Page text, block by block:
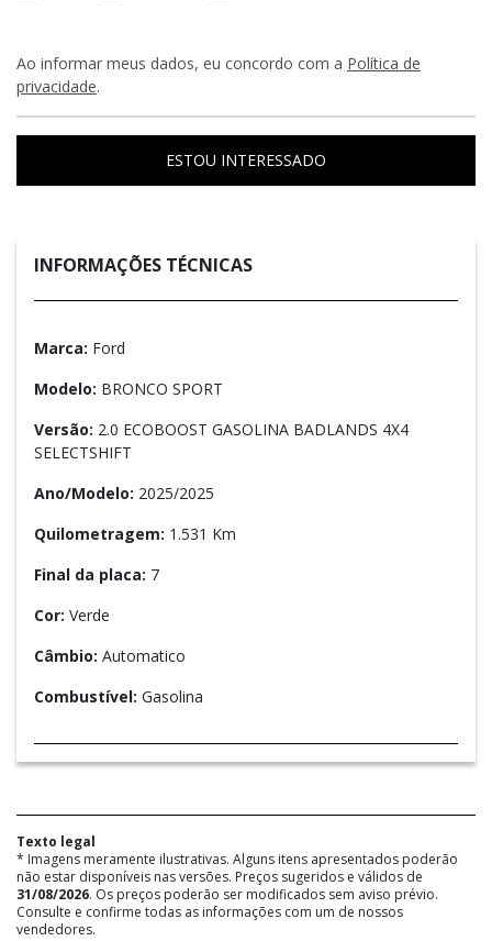
Ao informar meus dados, eu concordo com a Política de
privacidade.
ESTOU INTERESSADO
INFORMAÇÕES TÉCNICAS
Marca: Ford
Modelo: BRONCO SPORT
Versão: 2.0 ECOBOOST GASOLINA BADLANDS 4X4
SELECTSHIFT
Ano/Modelo: 2025/2025
Quilometragem: 1.531 Km
Final da placa: 7
Cor: Verde
Câmbio: Automatico
Combustível: Gasolina
Texto legal
* Imagens meramente ilustrativas. Alguns itens apresentados poderão
não estar disponíveis nas versões. Preços sugeridos e válidos de
31/08/2026. Os preços poderão ser modificados sem aviso prévio.
Consulte e confirme todas as informações com um de nossos
vendedores.